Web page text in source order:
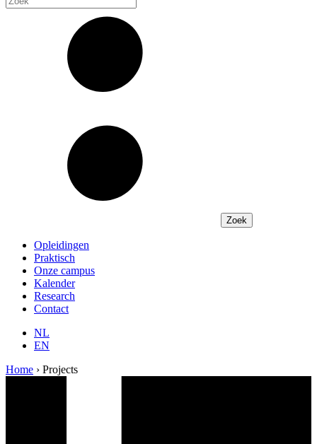
Opleidingen
Praktisch
Onze campus
Kalender
Research
Contact
NL
EN
Home › Projects